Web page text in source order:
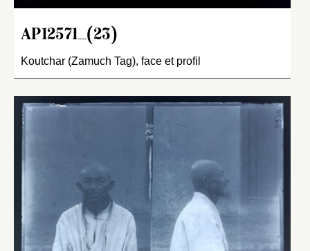
AP12571_(23)
Koutchar (Zamuch Tag), face et profil